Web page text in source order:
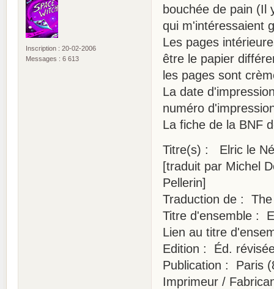
Inscription : 20-02-2006
Messages : 6 613
bouchée de pain (Il
qui m'intéressaient
Les pages
être le papier
les pages sont
La date
numéro
La fiche de la BNF
Titre(s) : Elric le
[traduit par Michel
Pellerin]
Traduction de :
Titre d'ensemble :
Lien au titre
Edition : Éd.
Publication : Paris
Imprimeur /